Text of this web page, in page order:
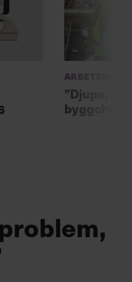
Arbetsmiljö
”Djupa,